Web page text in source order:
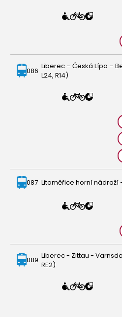
086 Liberec – Česká Lípa –
L24, R14)
087 Litoměřice horní nádraží
089 Liberec - Zittau -
RE2)